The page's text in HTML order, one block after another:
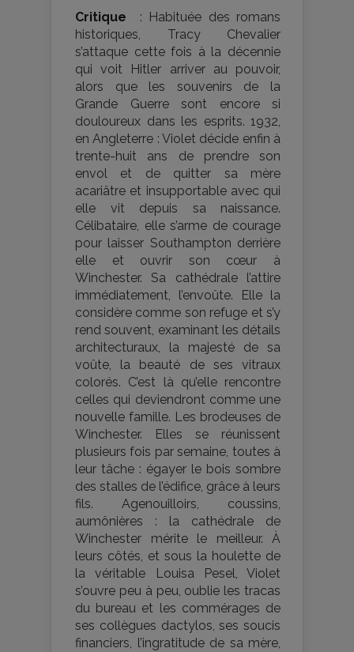
Critique
: Habituée des romans
historiques, Tracy Chevalier
s’attaque cette fois à la décennie
qui voit Hitler arriver au pouvoir,
alors que les souvenirs de la
Grande Guerre sont encore si
douloureux dans les esprits. 1932,
en Angleterre : Violet décide enfin à
trente-huit ans de prendre son
envol et de quitter sa mère
acariâtre et insupportable avec qui
elle vit depuis sa naissance.
Célibataire, elle s’arme de courage
pour laisser Southampton derrière
elle et ouvrir son cœur à
Winchester. Sa cathédrale l’attire
immédiatement, l’envoûte. Elle la
considère comme son refuge et s’y
rend souvent, examinant les détails
architecturaux, la majesté de sa
voûte, la beauté de ses vitraux
colorés. C’est là qu’elle rencontre
celles qui deviendront comme une
nouvelle famille. Les brodeuses de
Winchester. Elles se réunissent
plusieurs fois par semaine, toutes à
leur tâche : égayer le bois sombre
des stalles de l’édifice, grâce à leurs
fils. Agenouilloirs, coussins,
aumônières : la cathédrale de
Winchester mérite le meilleur. À
leurs côtés, et sous la houlette de
la véritable Louisa Pesel, Violet
s’ouvre peu à peu, oublie les tracas
du bureau et les commérages de
ses collègues dactylos, ses soucis
financiers, l’ingratitude de sa mère,